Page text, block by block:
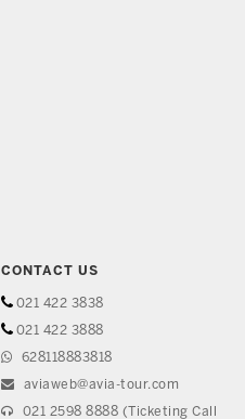
CONTACT US
021 422 3838
021 422 3888
628118883818
aviaweb@avia-tour.com
021 2598 8888 (Ticketing Call